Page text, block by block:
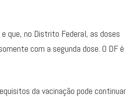
que, no Distrito Federal, as doses
com a segunda dose. O DF é
da vacinação pode continuar